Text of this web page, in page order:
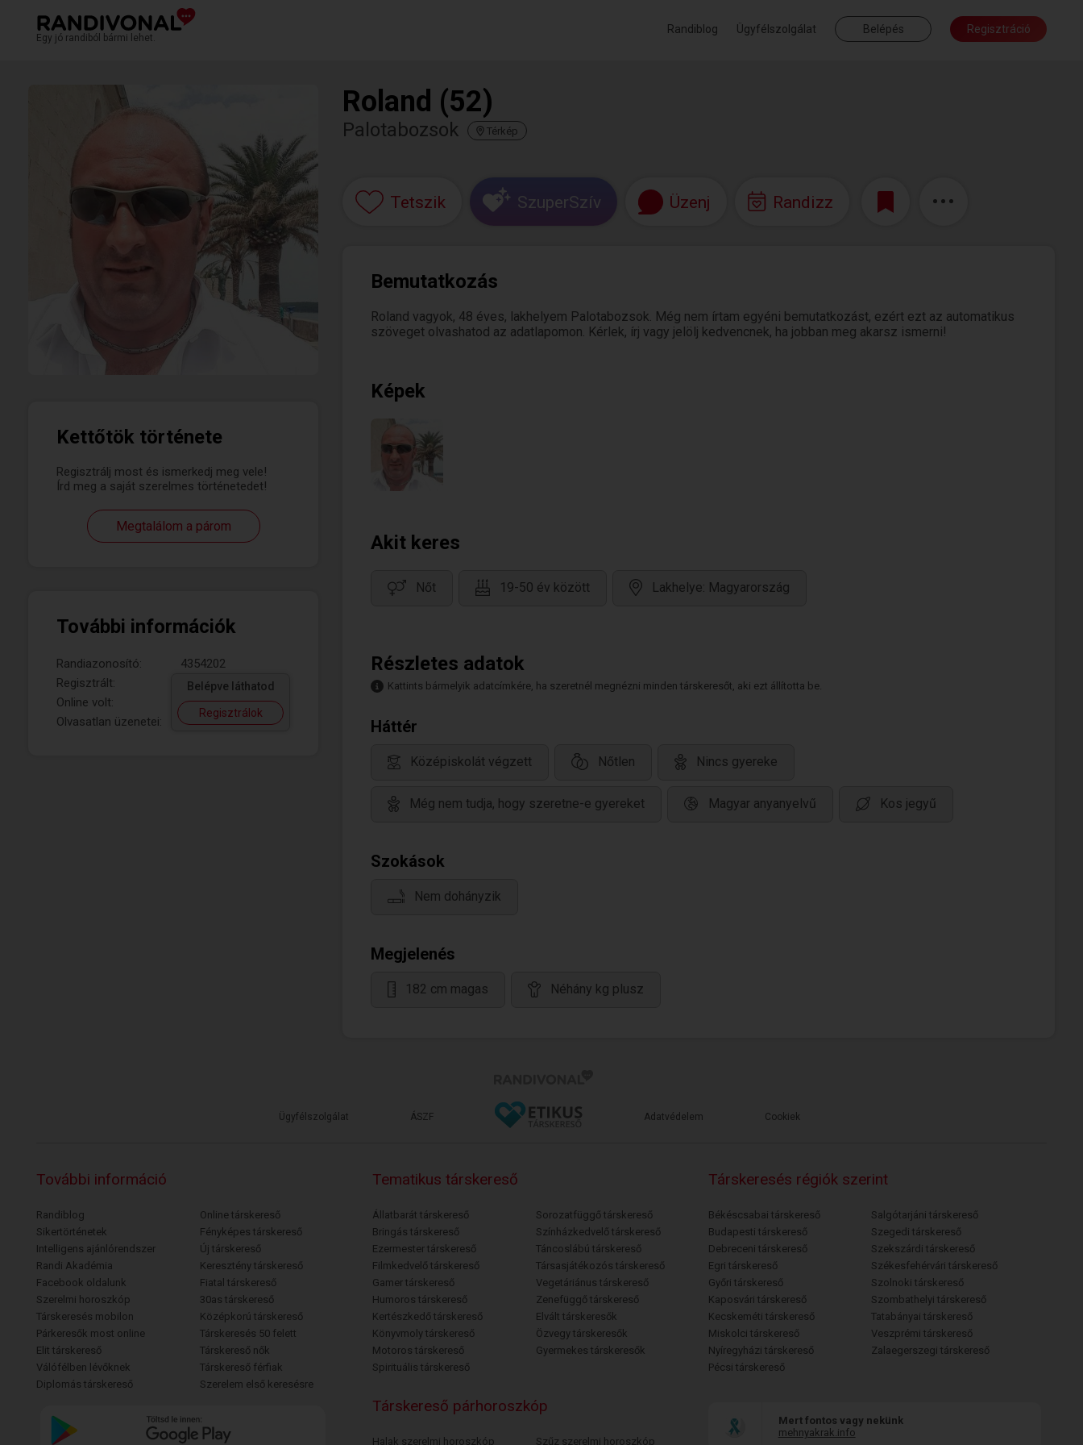
Egy jó randiból bármi lehet.
Randiblog Ügyfélszolgálat Belépés Regisztráció
Kettőtök története
Regisztrálj most és ismerkedj meg vele!
Írd meg a saját szerelmes történetedet!
Megtalálom a párom
További információk
Randiazonosító:
4354202
Regisztrált:
Online volt:
Olvasatlan üzenetei:
Belépve láthatod
Regisztrálok
Roland (52)
Palotabozsok Térkép
Tetszik SzuperSzív Üzenj Randizz
Bemutatkozás
Roland vagyok, 48 éves, lakhelyem Palotabozsok. Még nem írtam egyéni bemutatkozást, ezért ezt az automatikus
szöveget olvashatod az adatlapomon. Kérlek, írj vagy jelölj kedvencnek, ha jobban meg akarsz ismerni!
Képek
Akit keres
Nőt 19-50 év között Lakhelye: Magyarország
Részletes adatok
Kattints bármelyik adatcímkére, ha szeretnél megnézni minden társkeresőt, aki ezt állította be.
Háttér
Középiskolát végzett Nőtlen Nincs gyereke
Még nem tudja, hogy szeretne-e gyereket Magyar anyanyelvű Kos jegyű
Szokások
Nem dohányzik
Megjelenés
182 cm magas Néhány kg plusz
Ügyfélszolgálat ÁSZF Adatvédelem Cookiek
További információ
Randiblog
Sikertörténetek
Intelligens ajánlórendszer
Randi Akadémia
Facebook oldalunk
Szerelmi horoszkóp
Társkeresés mobilon
Párkeresők most online
Elit társkereső
Válófélben lévőknek
Diplomás társkereső
Online társkereső
Fényképes társkereső
Új társkereső
Keresztény társkereső
Fiatal társkereső
30as társkereső
Középkorú társkereső
Társkeresés 50 felett
Társkereső nők
Társkereső férfiak
Szerelem első keresésre
Tematikus társkereső
Állatbarát társkereső
Bringás társkereső
Ezermester társkereső
Filmkedvelő társkereső
Gamer társkereső
Humoros társkereső
Kertészkedő társkereső
Könyvmoly társkereső
Motoros társkereső
Spirituális társkereső
Sorozatfüggő társkereső
Színházkedvelő társkereső
Táncoslábú társkereső
Társasjátékozós társkereső
Vegetáriánus társkereső
Zenefüggő társkereső
Elvált társkeresők
Özvegy társkeresők
Gyermekes társkeresők
Társkeresés régiók szerint
Békéscsabai társkereső
Budapesti társkereső
Debreceni társkereső
Egri társkereső
Győri társkereső
Kaposvári társkereső
Kecskeméti társkereső
Miskolci társkereső
Nyíregyházi társkereső
Pécsi társkereső
Salgótarjáni társkereső
Szegedi társkereső
Szekszárdi társkereső
Székesfehérvári társkereső
Szolnoki társkereső
Szombathelyi társkereső
Tatabányai társkereső
Veszprémi társkereső
Zalaegerszegi társkereső
Társkereső párhoroszkóp
Halak szerelmi horoszkóp Szűz szerelmi horoszkóp
Mert fontos vagy nekünk
mehnyakrak.info